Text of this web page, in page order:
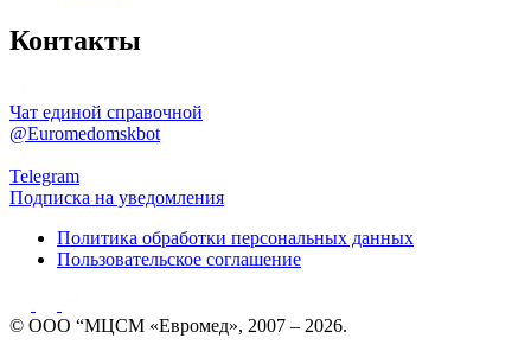
Контакты
Чат единой справочной
@Euromedomskbot
Telegram
Подписка на уведомления
Политика обработки персональных данных
Пользовательское соглашение
© ООО “МЦСМ «Евромед», 2007 – 2026.